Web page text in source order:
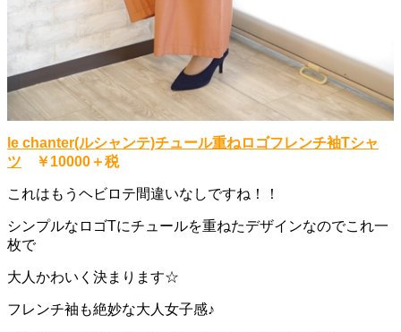
le chanter(ルシャンテ)チュール重ねロゴフレンチ袖Tシャ
ツ ￥10000＋税
これはもうヘビロテ間違いなしですね！！
シンプルなロゴTにチュールを重ねたデザインなのでこれ一
枚で
大人かわいく決まります☆
フレンチ袖も絶妙な大人女子感♪